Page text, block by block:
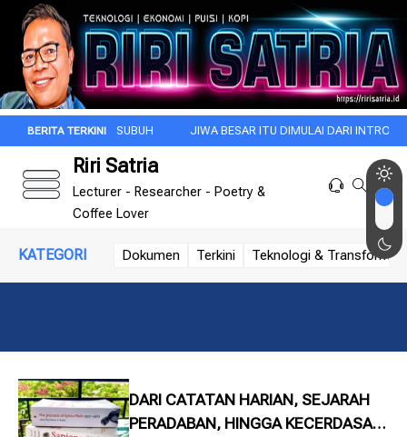
KALA SUBUH JIWA BESAR ITU DIMULAI DARI INTROSPEKSI
Riri Satria
Lecturer - Researcher - Poetry &
Coffee Lover
KATEGORI Dokumen Terkini Teknologi &
DARI CATATAN HARIAN, SEJARAH
PERADABAN, HINGGA KECERDASAN